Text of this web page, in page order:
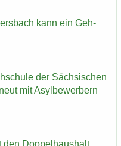
kann ein Geh-
der Säch­si­schen
mit Asyl­be­wer­bern